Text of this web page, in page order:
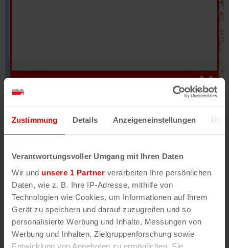
Zustimmung Details Anzeigeneinstellungen
Verantwortungsvoller Umgang mit Ihren Daten
Wir und unsere 1 Partner verarbeiten Ihre persönlichen
Daten, wie z. B. Ihre IP-Adresse, mithilfe von
Technologien wie Cookies, um Informationen auf Ihrem
Gerät zu speichern und darauf zuzugreifen und so
personalisierte Werbung und Inhalte, Messungen von
Werbung und Inhalten, Zielgruppenforschung sowie
Entwicklung von Angeboten zu ermöglichen. Sie
Fehler/Problem melden
Darstellung des RVR-Kartenwerks
Stadtplanwerk
erhältst Du unsere koeln.de-Karte mit vielen
weiteren Details wie z.B. Hausnummern.
Unser Stadtplan basiert auf Daten des
OpenStreetMap
-Projekts (
© OpenStreetMap
Mitwirkende
) und von OpenCycleMap.org